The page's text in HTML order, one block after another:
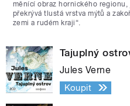
měnící obraz hornického
překrývá tlustá vrstva mýtů a
zemi a rudém kraji“.
Tajuplný
Jules Verne
Koupit